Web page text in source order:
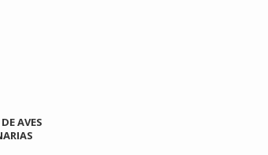
AVES